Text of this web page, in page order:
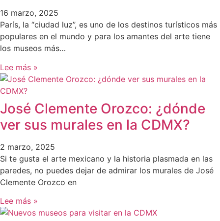
16 marzo, 2025
París, la “ciudad luz”, es uno de los destinos turísticos más
populares en el mundo y para los amantes del arte tiene
los museos más…
Lee más »
José Clemente Orozco: ¿dónde
ver sus murales en la CDMX?
2 marzo, 2025
Si te gusta el arte mexicano y la historia plasmada en las
paredes, no puedes dejar de admirar los murales de José
Clemente Orozco en
Lee más »